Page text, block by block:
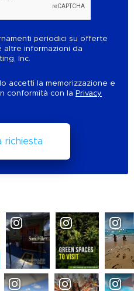
periodici su offerte
altre informazioni da
Inc.
accetti la memorizzazione e
conformità con la Privacy